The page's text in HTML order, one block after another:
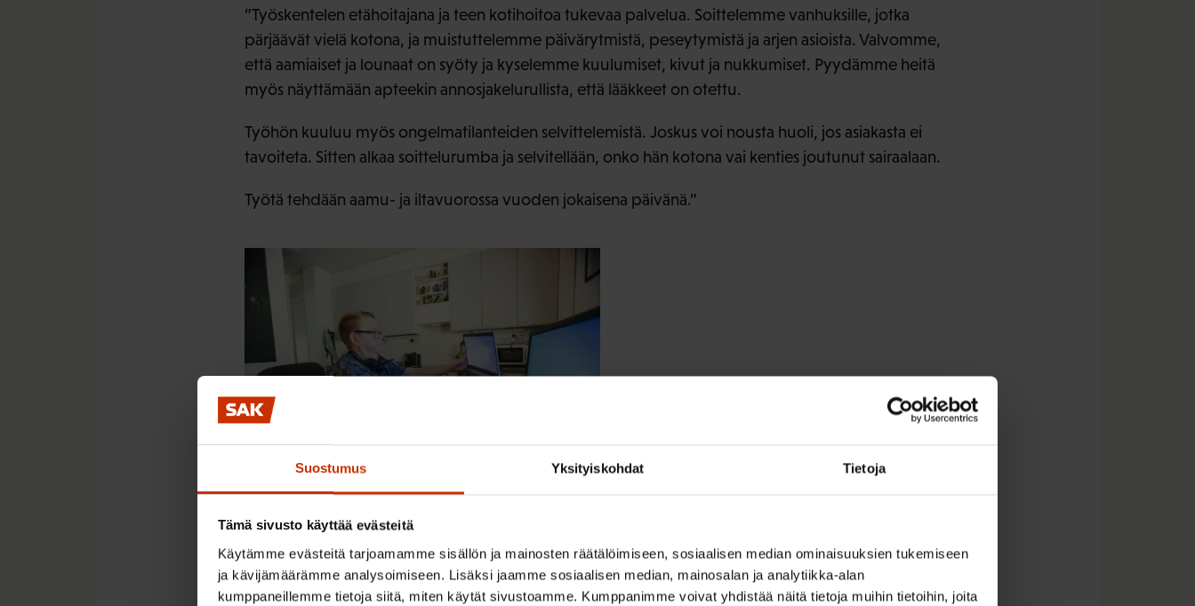
Suostumus Yksityiskohdat Tietoja
Tämä sivusto käyttää evästeitä
Käytämme evästeitä tarjoamamme sisällön ja mainosten räätälöimiseen, sosiaalisen median ominaisuuksien tukemiseen
ja kävijämäärämme analysoimiseen. Lisäksi jaamme sosiaalisen median, mainosalan ja analytiikka-alan
kumppaneillemme tietoja siitä, miten käytät sivustoamme. Kumppanimme voivat yhdistää näitä tietoja muihin tietoihin, joita
”Työskentelen etähoitajana ja teen kotihoitoa tukevaa palvelua. Soittelemme vanhuksille, jotka
pärjäävät vielä kotona, ja muistuttelemme päivärytmistä, peseytymistä ja arjen asioista. Valvomme,
että aamiaiset ja lounaat on syöty ja kyselemme kuulumiset, kivut ja nukkumiset. Pyydämme heitä
myös näyttämään apteekin annosjakelurullista, että lääkkeet on otettu.
Työhön kuuluu myös ongelmatilanteiden selvittelemistä. Joskus voi nousta huoli, jos asiakasta ei
tavoiteta. Sitten alkaa soittelurumba ja selvitellään, onko hän kotona vai kenties joutunut sairaalaan.
Työtä tehdään aamu- ja iltavuorossa vuoden jokaisena päivänä.”
”Vanhuksilla on videopuheluita varten käytössään tabletti. Otan yhteyden päivittäin noin 25
vanhukseen. Lisäksi meillä on muutaman kerran viikossa ryhmätapaamisia, jossa he näkevät myös
toisiaan ruudun välityksellä: on visailu-, musiikki- tai jumpparyhmiä, ja jokaisessa on mukana 5–6